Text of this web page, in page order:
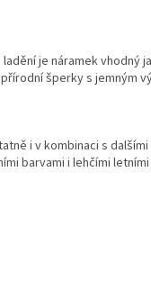
je náramek vhodný
šperky s jemným
i v kombinaci s
barvami i lehčími